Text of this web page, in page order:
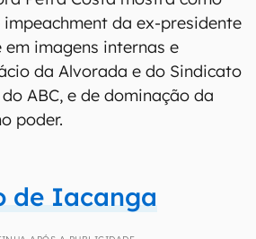
da ex-presidente
imagens internas e
da Alvorada e do Sindicato
ABC, e de dominação da
poder.
de Iacanga